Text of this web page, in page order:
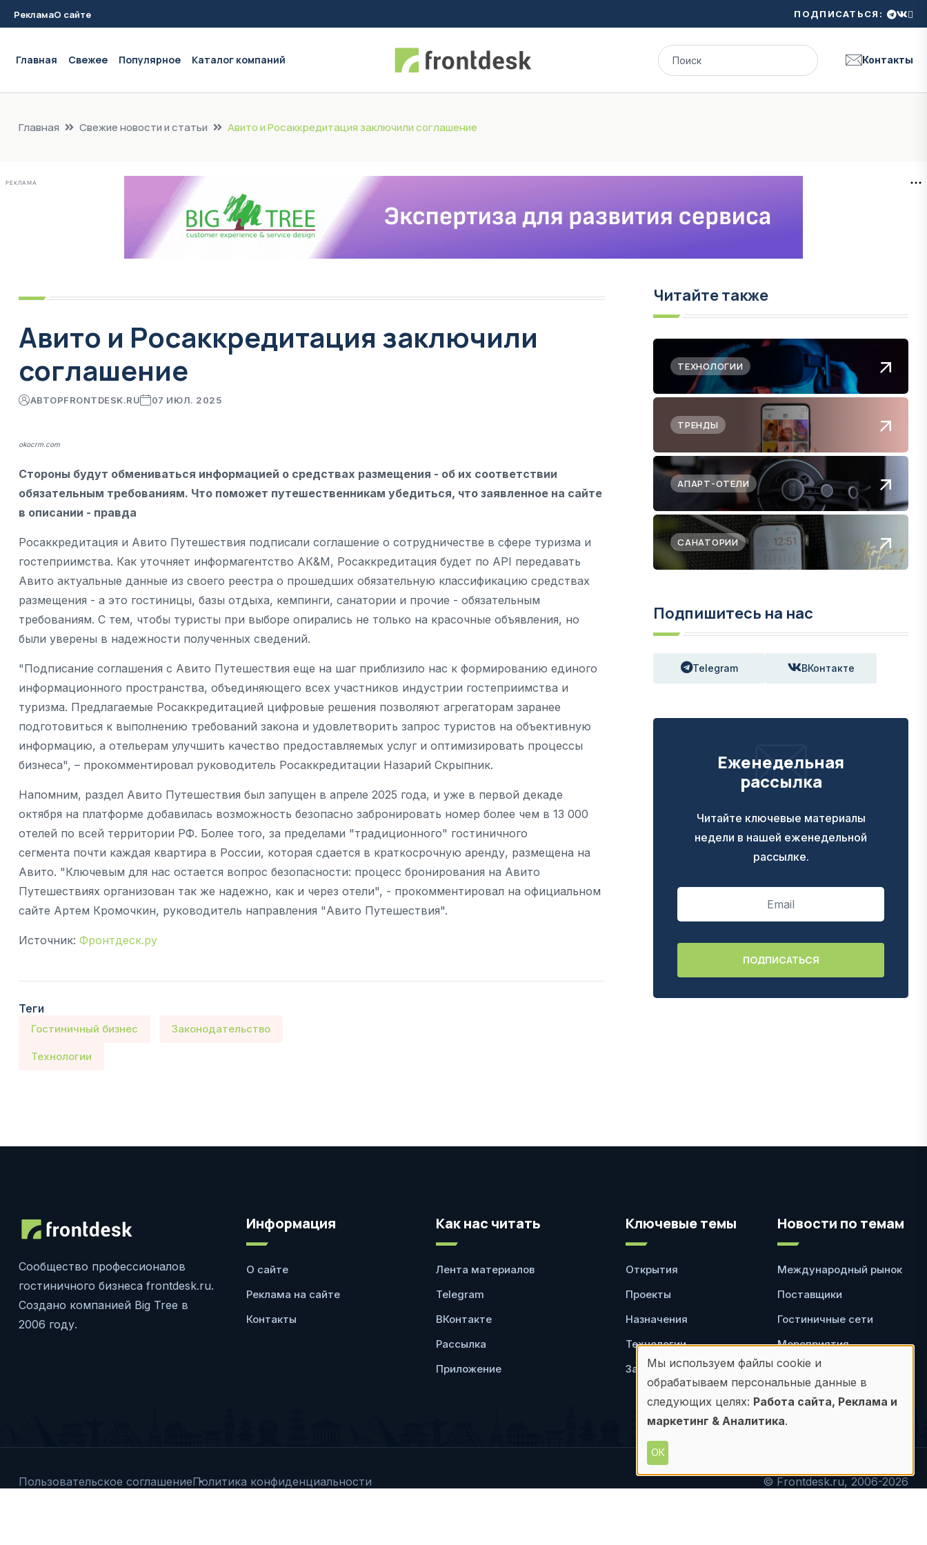
РекламаО сайте ПОДПИСАТЬСЯ:
Главная Свежее Популярное Каталог компаний Контакты
Главная Свежие новости и статьи Авито и Росаккредитация заключили соглашение
РЕКЛАМА
Авито и Росаккредитация заключили
соглашение
АВТОРFRONTDESK.RU 07 ИЮЛ. 2025
okocrm.com
Стороны будут обмениваться информацией о средствах размещения - об их соответствии
обязательным требованиям. Что поможет путешественникам убедиться, что заявленное на сайте
в описании - правда
Росаккредитация и Авито Путешествия подписали соглашение о сотрудничестве в сфере туризма и
гостеприимства. Как уточняет информагентство АК&M, Росаккредитация будет по API передавать
Авито актуальные данные из своего реестра о прошедших обязательную классификацию средствах
размещения - а это гостиницы, базы отдыха, кемпинги, санатории и прочие - обязательным
требованиям. С тем, чтобы туристы при выборе опирались не только на красочные объявления, но
были уверены в надежности полученных сведений.
"Подписание соглашения с Авито Путешествия еще на шаг приблизило нас к формированию единого
информационного пространства, объединяющего всех участников индустрии гостеприимства и
туризма. Предлагаемые Росаккредитацией цифровые решения позволяют агрегаторам заранее
подготовиться к выполнению требований закона и удовлетворить запрос туристов на объективную
информацию, а отельерам улучшить качество предоставляемых услуг и оптимизировать процессы
бизнеса", – прокомментировал руководитель Росаккредитации Назарий Скрыпник.
Напомним, раздел Авито Путешествия был запущен в апреле 2025 года, и уже в первой декаде
октября на платформе добавилась возможность безопасно забронировать номер более чем в 13 000
отелей по всей территории РФ. Более того, за пределами "традиционного" гостиничного
сегмента почти каждая квартира в России, которая сдается в краткосрочную аренду, размещена на
Авито. "Ключевым для нас остается вопрос безопасности: процесс бронирования на Авито
Путешествиях организован так же надежно, как и через отели", - прокомментировал на официальном
сайте Артем Кромочкин, руководитель направления "Авито Путешествия".
Источник: Фронтдеск.ру
Теги
Гостиничный бизнес Законодательство
Технологии
Читайте также
ТЕХНОЛОГИИ
ТРЕНДЫ
АПАРТ-ОТЕЛИ
САНАТОРИИ
Подпишитесь на нас
Telegram ВКонтакте
Еженедельная
рассылка
Читайте ключевые материалы
недели в нашей еженедельной
рассылке.
Сообщество профессионалов
гостиничного бизнеса frontdesk.ru.
Создано компанией Big Tree в
2006 году.
Информация
О сайте
Реклама на сайте
Контакты
Как нас читать
Лента материалов
Telegram
ВКонтакте
Рассылка
Приложение
Ключевые темы
Открытия
Проекты
Назначения
Технологии
Законодательство
Новости по темам
Международный рынок
Поставщики
Гостиничные сети
Мероприятия
Ресторан
Пользовательское соглашениеПолитика конфиденциальности
© Frontdesk.ru, 2006-2026
Использование
персональных
данных
и
файлов
Мы используем файлы cookie и
обрабатываем персональные данные в
следующих целях: Работа сайта, Реклама и
маркетинг & Аналитика.
ОК